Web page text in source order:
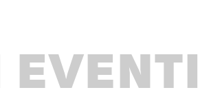
EVENTI